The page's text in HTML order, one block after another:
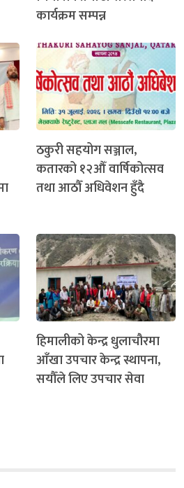
कार्यक्रम सम्पन्न
ठकुरी सहयोग सञ्जाल,
कतारको १२औँ वार्षिकोत्सव
तथा आठौँ अधिवेशन हुँदै
हिमालीको केन्द्र धुलाचौरमा
आँखा उपचार केन्द्र स्थापना,
सयौँले लिए उपचार सेवा